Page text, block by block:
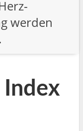
werden
Index